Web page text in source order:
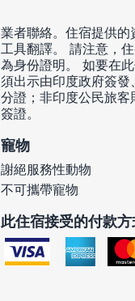
業者聯絡。住宿提供
工具翻譯。 請注意，
為身份證明。 如要在
須出示由印度政府簽
分證；非印度公民旅客
簽證。
寵物
謝絕服務性動物
不可攜帶寵物
此住宿接受的付款方